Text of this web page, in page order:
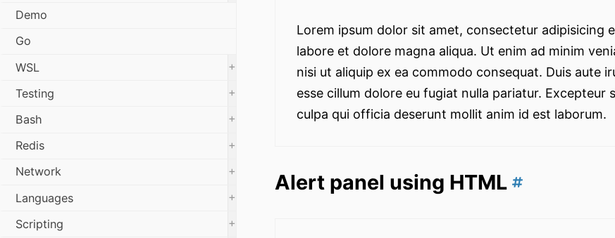
Lorem ipsum dolor sit amet, consectetur adipisicing
labore et dolore magna aliqua. Ut enim ad minim
nisi ut aliquip ex ea commodo consequat. Duis aute
esse cillum dolore eu fugiat nulla pariatur.
culpa qui officia deserunt mollit anim id est laborum.
Alert panel using HTML
Demo
Go
WSL
+
Testing
+
Bash
+
Redis
+
Network
+
Languages
+
Scripting
+